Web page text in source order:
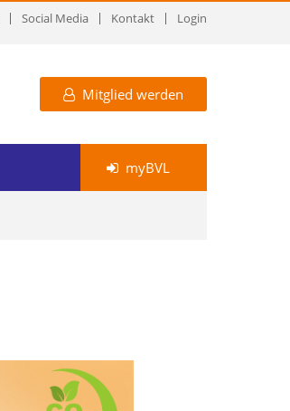
Social Media Kontakt Login
Mitglied werden
myBVL